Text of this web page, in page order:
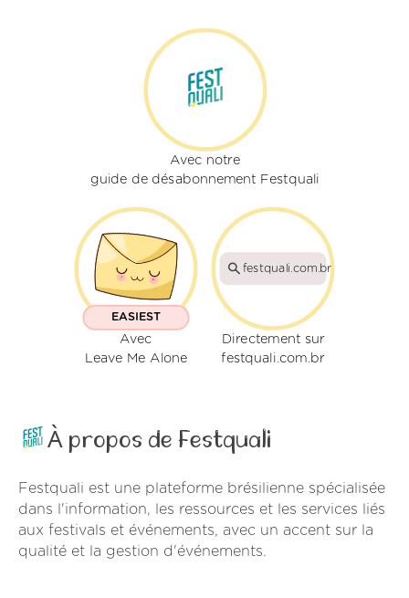
Avec notre
guide de désabonnement Festquali
EASIEST
Avec
Leave Me Alone
festquali.com.br
Directement sur
festquali.com.br
À propos de Festquali
Festquali est une plateforme brésilienne spécialisée
dans l'information, les ressources et les services liés
aux festivals et événements, avec un accent sur la
qualité et la gestion d'événements.